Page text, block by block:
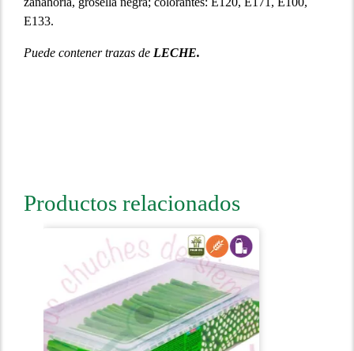
E133.
Puede contener trazas de LECHE.
Productos relacionados